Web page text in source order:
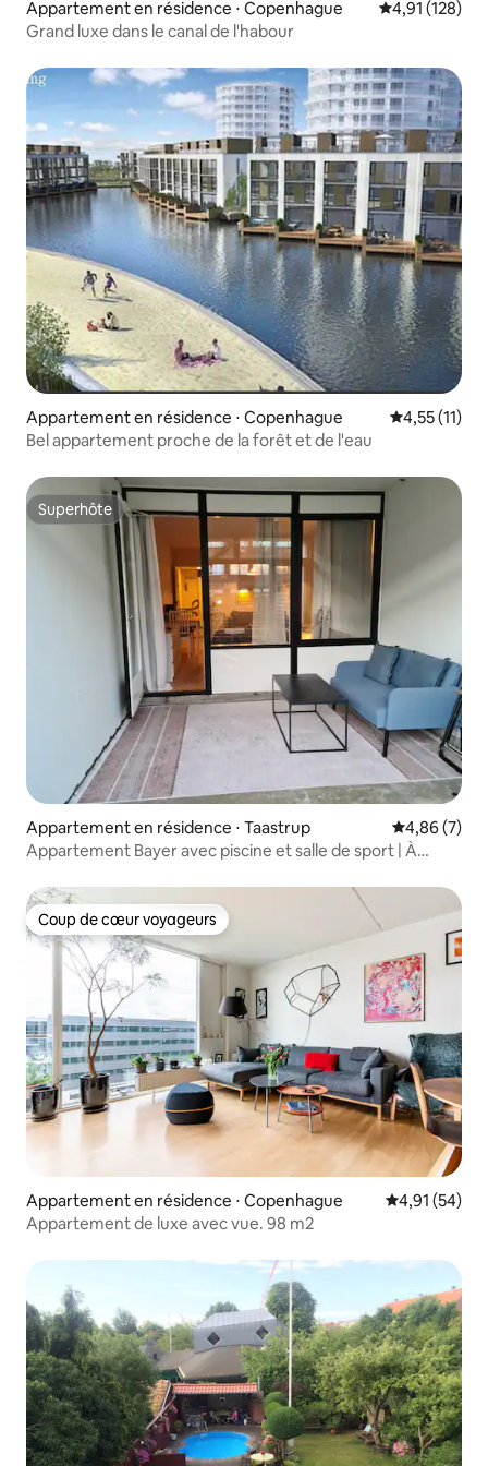
Appartement en résidence ⋅ Copenhague Évaluation
4,91 (128)
Grand luxe dans le canal de l'habour
Appartement en résidence ⋅ Copenhague Évaluation
4,55 (11)
Bel appartement proche de la forêt et de l'eau
Superhôte
Superhôte
Appartement en résidence ⋅ Taastrup Évaluation
4,86 (7)
Appartement Bayer avec piscine et salle de sport | À
Coup de cœur voyageurs
Coup de cœur voyageurs
Appartement en résidence ⋅ Copenhague Évaluation
4,91 (54)
Appartement de luxe avec vue. 98 m2